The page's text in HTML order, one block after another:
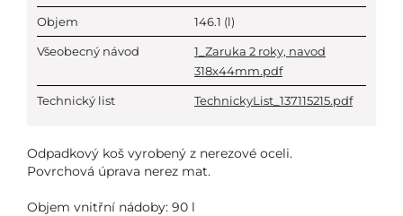
Objem 146.1 (l)
Všeobecný návod
1_Zaruka 2 roky, navod
318x44mm.pdf
Technický list TechnickyList_137115215.pdf
Odpadkový koš vyrobený z nerezové oceli.
Povrchová úprava nerez mat.
Objem vnitřní nádoby: 90 l